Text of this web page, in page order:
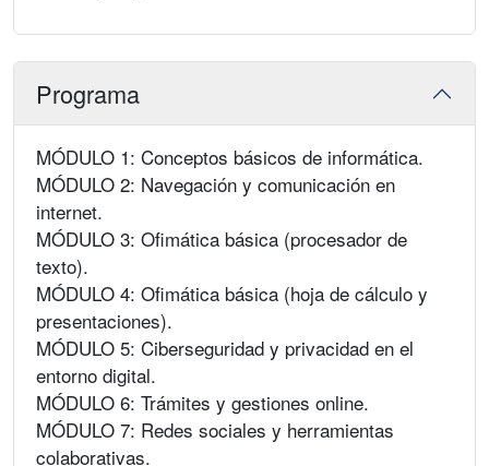
Programa
MÓDULO 1: Conceptos básicos de informática.
MÓDULO 2: Navegación y comunicación en
internet.
MÓDULO 3: Ofimática básica (procesador de
texto).
MÓDULO 4: Ofimática básica (hoja de cálculo y
presentaciones).
MÓDULO 5: Ciberseguridad y privacidad en el
entorno digital.
MÓDULO 6: Trámites y gestiones online.
MÓDULO 7: Redes sociales y herramientas
colaborativas.